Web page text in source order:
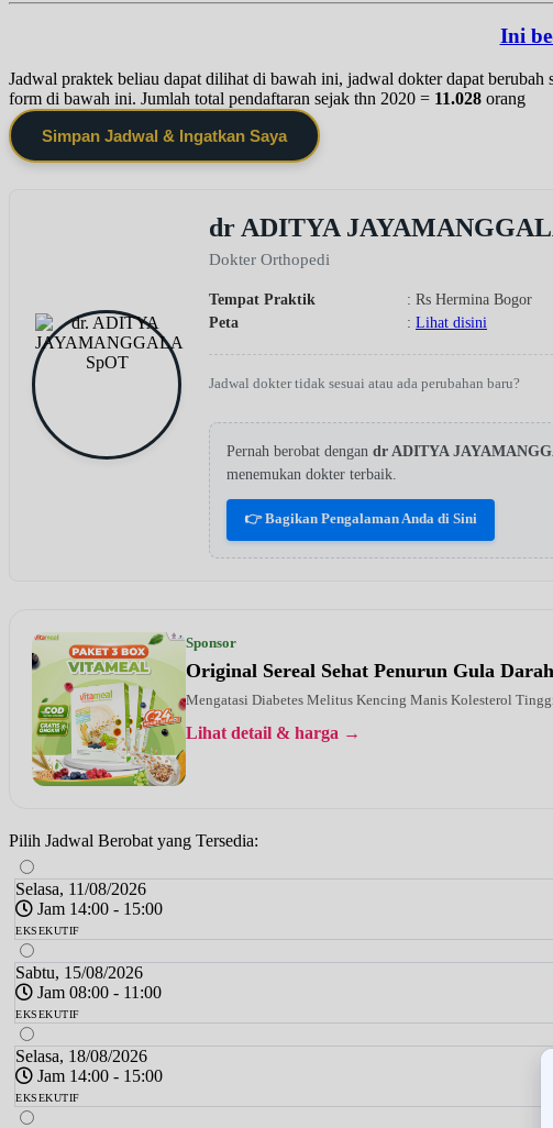
Ini
Jadwal praktek beliau dapat dilihat di bawah ini, jadwal dokter dapat
form di bawah ini. Jumlah total pendaftaran sejak thn 2020 = 11.028 orang
Simpan Jadwal & Ingatkan Saya
dr ADITYA
Dokter Orthopedi
Tempat Praktik
: Rs Hermina Bogor
Peta
: Lihat disini
Jadwal dokter tidak sesuai atau ada perubahan baru?
Pernah berobat dengan dr ADITYA
menemukan dokter terbaik.
👉 Bagikan Pengalaman Anda di Sini
Sponsor
Original Sereal Sehat Penurun Gula
Mengatasi Diabetes Melitus Kencing Manis Kolesterol
Lihat detail & harga →
Pilih Jadwal Berobat yang Tersedia:
Selasa, 11/08/2026
Jam 14:00 - 15:00
EKSEKUTIF
Sabtu, 15/08/2026
Jam 08:00 - 11:00
EKSEKUTIF
Selasa, 18/08/2026
Jam 14:00 - 15:00
EKSEKUTIF